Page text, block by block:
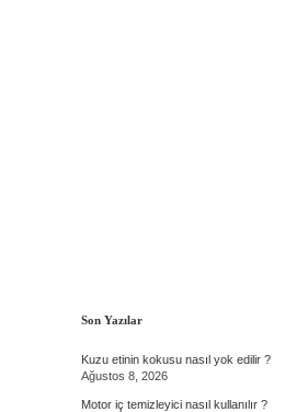
Sidebar
Son Yazılar
Kuzu etinin kokusu nasıl yok edilir ?
Ağustos 8, 2026
Motor iç temizleyici nasıl kullanılır ?